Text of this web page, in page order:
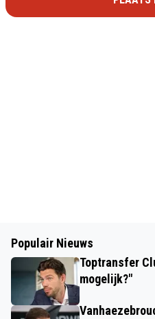
Populair Nieuws
Toptransfer
mogelijk?"